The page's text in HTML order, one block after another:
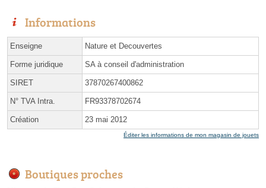
Informations
Enseigne Nature et Decouvertes
Forme juridique SA à conseil d'administration
SIRET 37870267400862
N° TVA Intra. FR93378702674
Création 23 mai 2012
Éditer les informations de mon magasin de jouets
Boutiques proches